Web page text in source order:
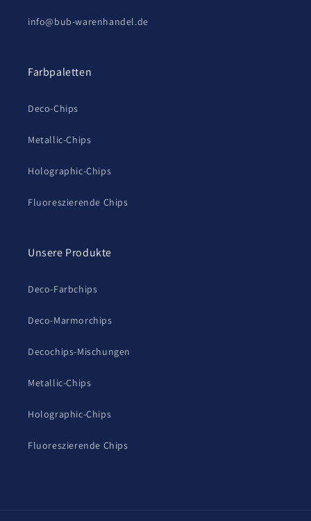
info@bub-warenhandel.de
Farbpaletten
Deco-Chips
Metallic-Chips
Holographic-Chips
Fluoreszierende Chips
Unsere Produkte
Deco-Farbchips
Deco-Marmorchips
Decochips-Mischungen
Metallic-Chips
Holographic-Chips
Fluoreszierende Chips